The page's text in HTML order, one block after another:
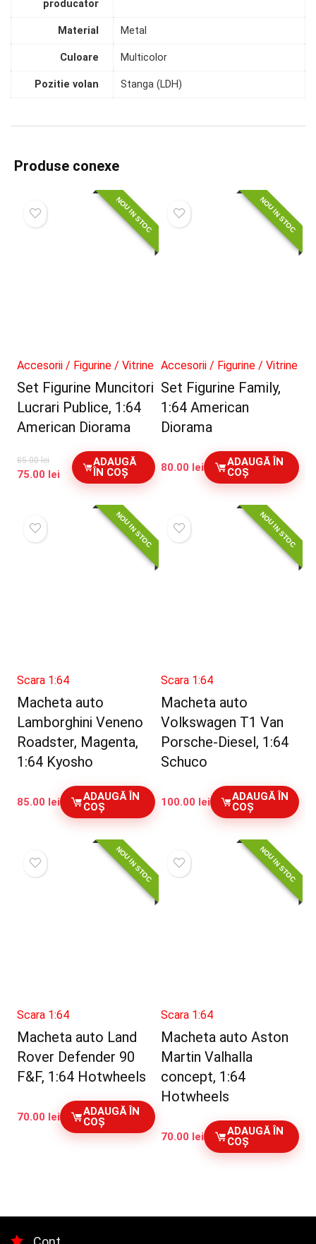
producator
Material Metal
Culoare Multicolor
Pozitie volan Stanga (LDH)
Produse conexe
NOU IN STOC
Accesorii / Figurine / Vitrine
Set Figurine Muncitori
Lucrari Publice, 1:64
American Diorama
85.00lei
Prețul
85.00 lei.
75.00 lei Prețul
75.00 lei.
ADAUGĂ
ÎN COȘ
NOU IN STOC
Accesorii / Figurine / Vitrine
Set Figurine Family,
1:64 American
Diorama
80.00 lei
ADAUGĂ ÎN
COȘ
NOU IN STOC
Scara 1:64
Macheta auto
Lamborghini Veneno
Roadster, Magenta,
1:64 Kyosho
85.00 lei
ADAUGĂ ÎN
COȘ
NOU IN STOC
Scara 1:64
Macheta auto
Volkswagen T1 Van
Porsche-Diesel, 1:64
Schuco
100.00 lei
ADAUGĂ ÎN
COȘ
NOU IN STOC
Scara 1:64
Macheta auto Land
Rover Defender 90
F&F, 1:64 Hotwheels
70.00 lei
ADAUGĂ ÎN
COȘ
NOU IN STOC
Scara 1:64
Macheta auto Aston
Martin Valhalla
concept, 1:64
Hotwheels
70.00 lei
ADAUGĂ ÎN
COȘ